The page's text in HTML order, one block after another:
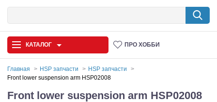
КАТАЛОГ ПРО ХОББИ
Главная HSP запчасти
HSP запчасти
Front lower suspension arm HSP02008
Front lower suspension arm HSP02008